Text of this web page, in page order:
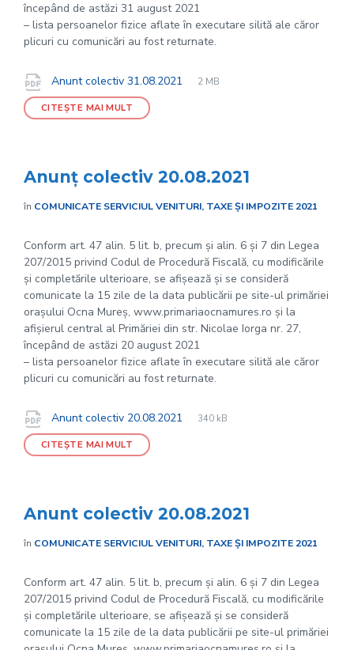
începând de astăzi 31 august 2021
– lista persoanelor fizice aflate în executare silită ale căror
plicuri cu comunicări au fost returnate.
Documente
Anunt colectiv 31.08.2021
File
pdf
File
2 MB
CITEȘTE MAI MULT
Anunț colectiv 20.08.2021
în COMUNICATE SERVICIUL VENITURI, TAXE ȘI IMPOZITE 2021
Conform art. 47 alin. 5 lit. b, precum și alin. 6 și 7 din Legea
207/2015 privind Codul de Procedură Fiscală, cu modificările
și completările ulterioare, se afișează și se consideră
comunicate la 15 zile de la data publicării pe site-ul primăriei
orașului Ocna Mureș, www.primariaocnamures.ro și la
afișierul central al Primăriei din str. Nicolae Iorga nr. 27,
începând de astăzi 20 august 2021
– lista persoanelor fizice aflate în executare silită ale căror
plicuri cu comunicări au fost returnate.
Documente
Anunt colectiv 20.08.2021
File
pdf
File
340 kB
CITEȘTE MAI MULT
Anunt colectiv 20.08.2021
în COMUNICATE SERVICIUL VENITURI, TAXE ȘI IMPOZITE 2021
Conform art. 47 alin. 5 lit. b, precum și alin. 6 și 7 din Legea
207/2015 privind Codul de Procedură Fiscală, cu modificările
și completările ulterioare, se afișează și se consideră
comunicate la 15 zile de la data publicării pe site-ul primăriei